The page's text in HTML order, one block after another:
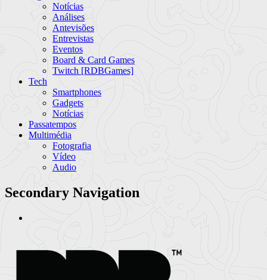
Notícias
Análises
Antevisões
Entrevistas
Eventos
Board & Card Games
Twitch [RDBGames]
Tech
Smartphones
Gadgets
Notícias
Passatempos
Multimédia
Fotografia
Vídeo
Audio
Secondary Navigation